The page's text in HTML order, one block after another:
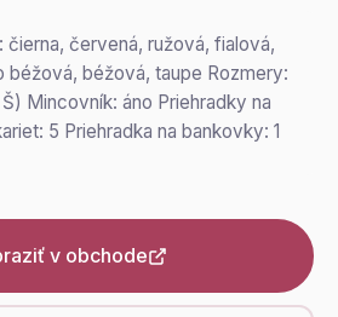
čierna, červená, ružová, fialová,
béžová, béžová, taupe Rozmery:
Mincovník: áno Priehradky na
5 Priehradka na bankovky: 1
v obchode